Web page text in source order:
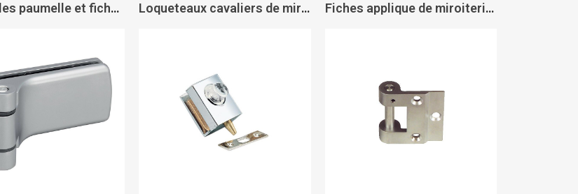
Ensembles paumelle et fiche pour cloison aluminium - multi-feuillure 4203 - ASSA ABLOY Loqueteaux cavaliers de miroiterie à bouton 1445 - ASSA ABLOY Fiches applique de miroiterie 3206 - ASSA ABLOY